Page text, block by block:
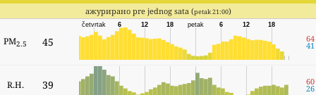
ажурирано pre jednog sata (petak 21:00)
PM2.5 45
18
12
6
petak
18
12
6
četvrtak
64
41
R.H. 39 60
26